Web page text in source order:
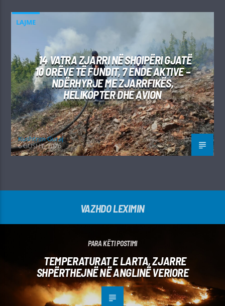
LAJME
14 VATRA ZJARRI NË SHQIPËRI GJATË
10 ORËVE TË FUNDIT, 7 ENDE AKTIVE –
NDËRHYRJE ME ZJARRFIKËS,
HELIKOPTER DHE AVION
Kushtrim Guraj
6 GUSHT, 2026
VAZHDO LEXIMIN
PARA KËTI POSTIMI
TEMPERATURAT E LARTA, ZJARRE
SHPËRTHEJNË NË ANGLINË VERIORE